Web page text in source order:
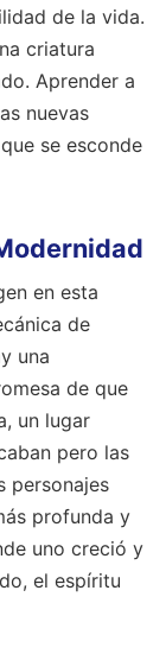
de la vida.
criatura
Aprender a
nuevas
se esconde
en esta
de
una
de que
un lugar
pero las
personajes
profunda y
uno creció y
el espíritu